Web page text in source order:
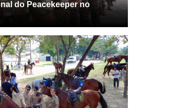
do Peacekeeper no